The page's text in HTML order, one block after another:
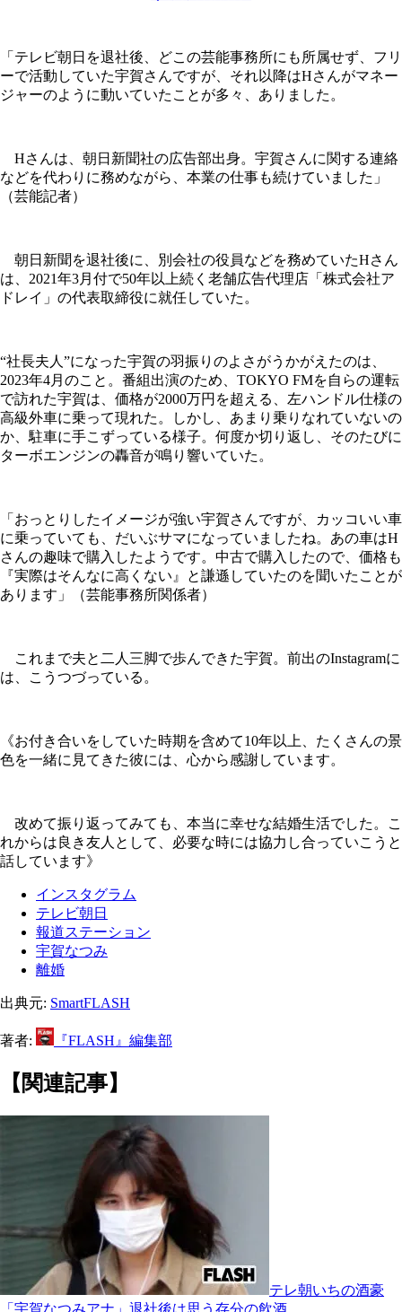
「テレビ朝日を退社後、どこの芸能事務所にも所属せず、フリ
ーで活動していた宇賀さんですが、それ以降はHさんがマネー
ジャーのように動いていたことが多々、ありました。
Hさんは、朝日新聞社の広告部出身。宇賀さんに関する連絡
などを代わりに務めながら、本業の仕事も続けていました」
（芸能記者）
朝日新聞を退社後に、別会社の役員などを務めていたHさん
は、2021年3月付で50年以上続く老舗広告代理店「株式会社ア
ドレイ」の代表取締役に就任していた。
“社長夫人”になった宇賀の羽振りのよさがうかがえたのは、
2023年4月のこと。番組出演のため、TOKYO FMを自らの運転
で訪れた宇賀は、価格が2000万円を超える、左ハンドル仕様の
高級外車に乗って現れた。しかし、あまり乗りなれていないの
か、駐車に手こずっている様子。何度か切り返し、そのたびに
ターボエンジンの轟音が鳴り響いていた。
「おっとりしたイメージが強い宇賀さんですが、カッコいい車
に乗っていても、だいぶサマになっていましたね。あの車はH
さんの趣味で購入したようです。中古で購入したので、価格も
『実際はそんなに高くない』と謙遜していたのを聞いたことが
あります」（芸能事務所関係者）
これまで夫と二人三脚で歩んできた宇賀。前出のInstagramに
は、こうつづっている。
《お付き合いをしていた時期を含めて10年以上、たくさんの景
色を一緒に見てきた彼には、心から感謝しています。
改めて振り返ってみても、本当に幸せな結婚生活でした。こ
れからは良き友人として、必要な時には協力し合っていこうと
話しています》
インスタグラム
テレビ朝日
報道ステーション
宇賀なつみ
離婚
出典元: SmartFLASH
著者: 『FLASH』編集部
【関連記事】
テレ朝いちの酒豪
「宇賀なつみアナ」退社後は思う存分の飲酒